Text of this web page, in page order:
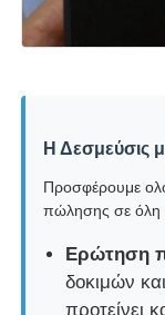
Η Δεσμεύσις
Προσφέρουμε
πώλησης σε όλη
Ερώτηση
δοκιμών
προτείνει